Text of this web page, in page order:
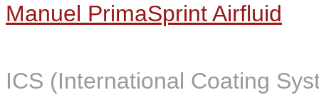
Manuel PrimaSprint Airfluid
ICS (International Coating